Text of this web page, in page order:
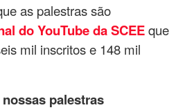
as palestras são
do YouTube da SCEEque
mil inscritos e 148 mil
palestras